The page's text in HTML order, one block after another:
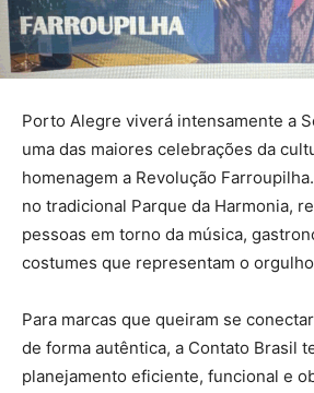
Porto Alegre viverá intensamente a
uma das maiores celebrações da
homenagem a Revolução
no tradicional Parque da Harmonia,
pessoas em torno da música,
costumes que representam o
Para marcas que queiram se
de forma autêntica, a Contato Brasil
planejamento eficiente, funcional e